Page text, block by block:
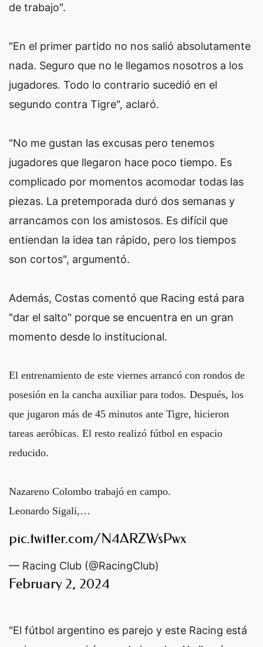
de trabajo".
"En el primer partido no nos salió absolutamente
nada. Seguro que no le llegamos nosotros a los
jugadores. Todo lo contrario sucedió en el
segundo contra Tigre", aclaró.
"No me gustan las excusas pero tenemos
jugadores que llegaron hace poco tiempo. Es
complicado por momentos acomodar todas las
piezas. La pretemporada duró dos semanas y
arrancamos con los amistosos. Es difícil que
entiendan la idea tan rápido, pero los tiempos
son cortos", argumentó.
Además, Costas comentó que Racing está para
"dar el salto" porque se encuentra en un gran
momento desde lo institucional.
El entrenamiento de este viernes arrancó con rondos de
posesión en la cancha auxiliar para todos. Después, los
que jugaron más de 45 minutos ante Tigre, hicieron
tareas aeróbicas. El resto realizó fútbol en espacio
reducido.
Nazareno Colombo trabajó en campo.
Leonardo Sigali,…
pic.twitter.com/N4ARZWsPwx
— Racing Club (@RacingClub)
February 2, 2024
"El fútbol argentino es parejo y este Racing está